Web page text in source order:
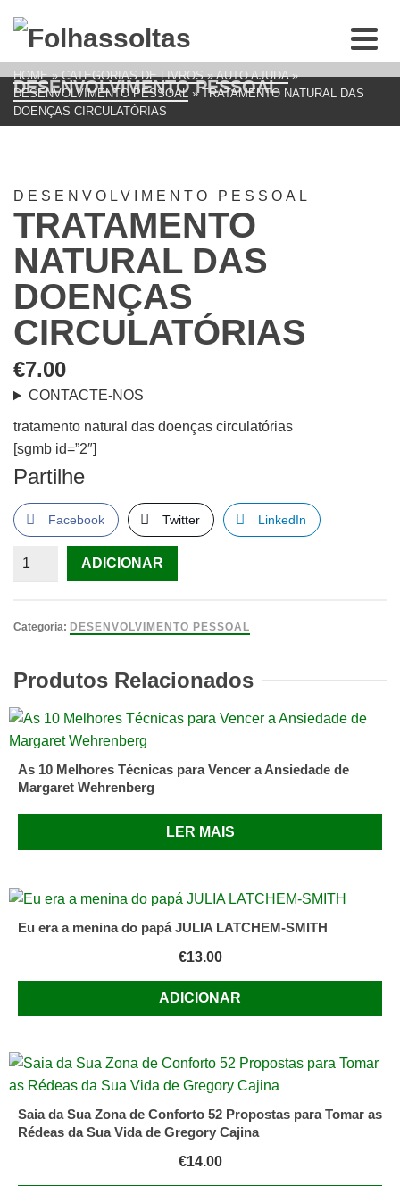
DESENVOLVIMENTO PESSOAL
HOME » CATEGORIAS DE LIVROS » AUTO AJUDA »
DESENVOLVIMENTO PESSOAL » TRATAMENTO NATURAL DAS
DOENÇAS CIRCULATÓRIAS
DESENVOLVIMENTO PESSOAL
TRATAMENTO
NATURAL DAS
DOENÇAS
CIRCULATÓRIAS
€7.00
CONTACTE-NOS
tratamento natural das doenças circulatórias
[sgmb id=”2″]
Partilhe
Facebook Twitter LinkedIn
Quantidade
natural
circulatórias
ADICIONAR
Categoria: DESENVOLVIMENTO PESSOAL
Produtos Relacionados
As 10 Melhores Técnicas para Vencer a Ansiedade de
Margaret Wehrenberg
LER MAIS
Eu era a menina do papá JULIA LATCHEM-SMITH
€13.00
ADICIONAR
Saia da Sua Zona de Conforto 52 Propostas para Tomar as
Rédeas da Sua Vida de Gregory Cajina
€14.00